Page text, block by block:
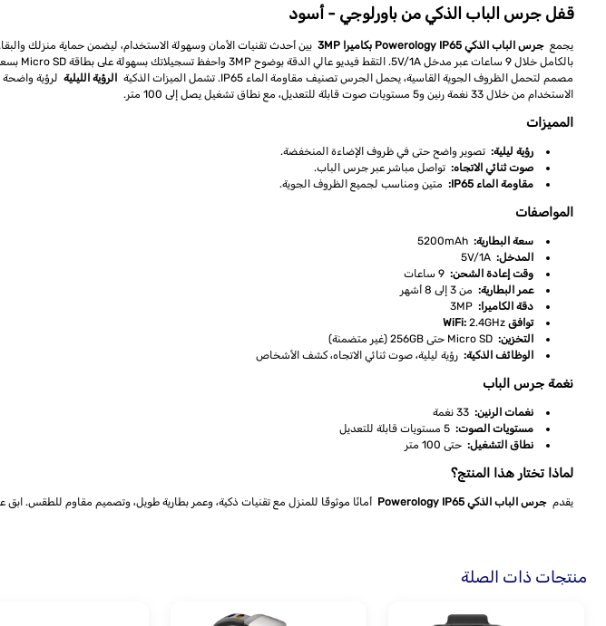
قفل جرس الباب الذكي من باورلوجي - أسود
يجمع جرس الباب الذكي Powerology IP65 بكاميرا 3MP
بالكامل خلال 9 ساعات عبر مدخل 5V/1A. التقط فيديو عالي الدقة بوضوح 3MP واحفظ تسجيلاتك بسهولة على بطاقة Micro SD بسعة تصل إلى 256GB (غير متضمنة).
مصمم لتحمل الظروف الجوية القاسية، يحمل الجرس تصنيف مقاومة الماء IP65. تشمل الميزات الذكية
الرؤية الليلية لرؤية واضحة
الاستخدام من خلال 33 نغمة رنين و5 مستويات صوت قابلة للتعديل، مع نطاق تشغيل يصل إلى 100 متر.
المميزات
رؤية ليلية: تصوير واضح حتى في ظروف الإضاءة المنخفضة.
صوت ثنائي الاتجاه: تواصل مباشر عبر جرس الباب.
مقاومة الماء IP65:
متين ومناسب لجميع الظروف الجوية.
المواصفات
سعة البطارية: 5200mAh
المدخل: 5V/1A
وقت إعادة الشحن: 9 ساعات
عمر البطارية: من 3 إلى 8 أشهر
دقة الكاميرا: 3MP
توافق WiFi: 2.4GHz
التخزين: Micro SD حتى 256GB (غير متضمنة)
الوظائف الذكية: رؤية ليلية، صوت ثنائي الاتجاه، كشف الأشخاص
نغمة جرس الباب
نغمات الرنين: 33 نغمة
مستويات الصوت: 5 مستويات قابلة للتعديل
نطاق التشغيل: حتى 100 متر
لماذا تختار هذا المنتج؟
يقدم جرس الباب الذكي Powerology IP65 أمانًا موثوقًا للمنزل مع تقنيات ذكية، وعمر بطارية طويل، وتصميم مقاوم للطقس.
منتجات ذات الصلة